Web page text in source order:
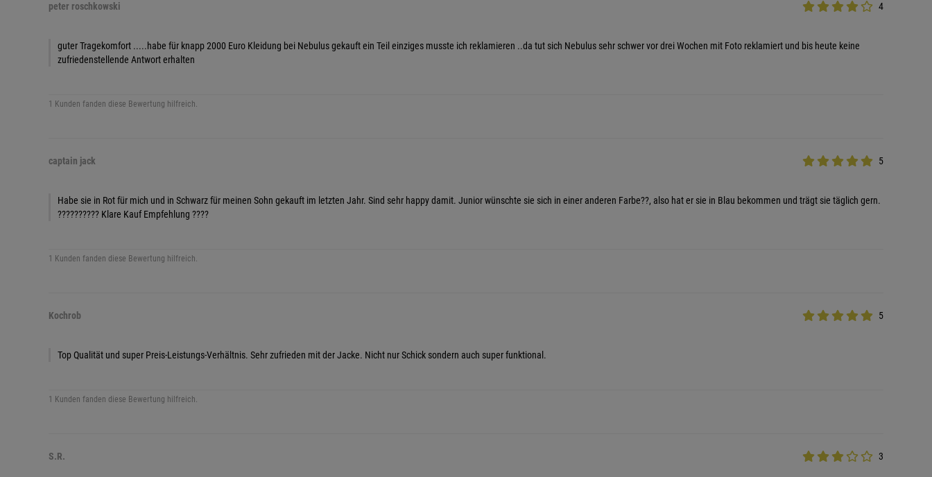
peter roschkowski 4
guter Tragekomfort .....habe für knapp 2000 Euro Kleidung bei Nebulus gekauft ein Teil einziges musste ich reklamieren ..da tut sich Nebulus sehr schwer vor drei Wochen mit Foto reklamiert und bis heute keine
zufriedenstellende Antwort erhalten
1 Kunden fanden diese Bewertung hilfreich.
captain jack 5
Habe sie in Rot für mich und in Schwarz für meinen Sohn gekauft im letzten Jahr. Sind sehr happy damit. Junior wünschte sie sich in einer anderen Farbe??, also hat er sie in Blau bekommen und trägt sie täglich gern.
?????????? Klare Kauf Empfehlung ????
1 Kunden fanden diese Bewertung hilfreich.
Kochrob 5
Top Qualität und super Preis-Leistungs-Verhältnis. Sehr zufrieden mit der Jacke. Nicht nur Schick sondern auch super funktional.
1 Kunden fanden diese Bewertung hilfreich.
S.R. 3